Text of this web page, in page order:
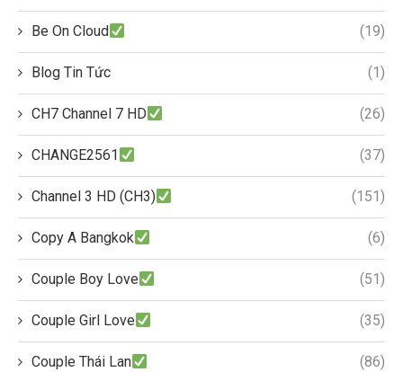
Be On Cloud (19)
Blog Tin Tức (1)
CH7 Channel 7 HD (26)
CHANGE2561 (37)
Channel 3 HD (CH3) (151)
Copy A Bangkok (6)
Couple Boy Love (51)
Couple Girl Love (35)
Couple Thái Lan (86)